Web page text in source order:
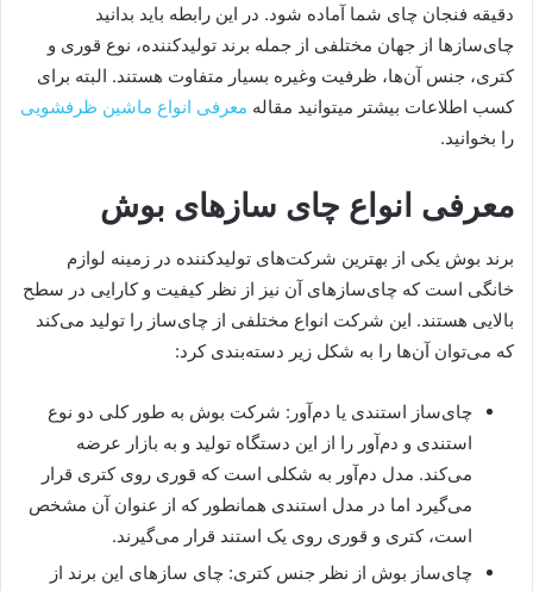
دقیقه فنجان چای شما آماده شود. در این رابطه باید بدانید
چای‌سازها از جهان مختلفی از جمله برند تولیدکننده، نوع قوری و
کتری، جنس آن‌ها، ظرفیت وغیره بسیار متفاوت هستند. البته برای
کسب اطلاعات بیشتر میتوانید مقاله معرفی انواع ماشین ظرفشویی
را بخوانید.
معرفی انواع چای سازهای بوش
برند بوش یکی از بهترین شرکت‌های تولیدکننده در زمینه لوازم
خانگی است که چای‌سازهای آن نیز از نظر کیفیت و کارایی در سطح
بالایی هستند. این شرکت انواع مختلفی از چای‌ساز را تولید می‌کند
که می‌توان آن‌ها را به شکل زیر دسته‌بندی کرد:
چای‌ساز استندی یا دم‌آور: شرکت بوش به طور کلی دو نوع
استندی و دم‌آور را از این دستگاه تولید و به بازار عرضه
می‌کند. مدل دم‌آور به شکلی است که قوری روی کتری قرار
می‌گیرد اما در مدل استندی همانطور که از عنوان آن مشخص
است، کتری و قوری روی یک استند قرار می‌گیرند.
چای‌ساز بوش از نظر جنس کتری: چای سازهای این برند از